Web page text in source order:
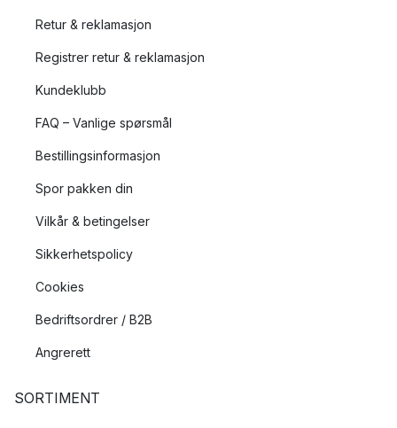
Retur & reklamasjon
Registrer retur & reklamasjon
Kundeklubb
FAQ – Vanlige spørsmål
Bestillingsinformasjon
Spor pakken din
Vilkår & betingelser
Sikkerhetspolicy
Cookies
Bedriftsordrer / B2B
Angrerett
SORTIMENT